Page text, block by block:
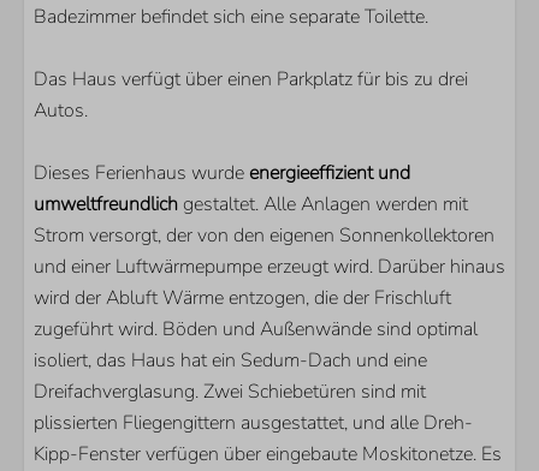
WOHNBEREICH
Smart TV
Zusätzliche ausländische Kanäle
Badezimmer befindet sich eine separate Toilette.
Das Haus verfügt über einen Parkplatz für bis zu drei
Autos.
Dieses Ferienhaus wurde energieeffizient und
umweltfreundlich gestaltet. Alle Anlagen werden mit
Strom versorgt, der von den eigenen Sonnenkollektoren
und einer Luftwärmepumpe erzeugt wird. Darüber hinaus
wird der Abluft Wärme entzogen, die der Frischluft
zugeführt wird. Böden und Außenwände sind optimal
isoliert, das Haus hat ein Sedum-Dach und eine
Dreifachverglasung. Zwei Schiebetüren sind mit
plissierten Fliegengittern ausgestattet, und alle Dreh-
Kipp-Fenster verfügen über eingebaute Moskitonetze. Es